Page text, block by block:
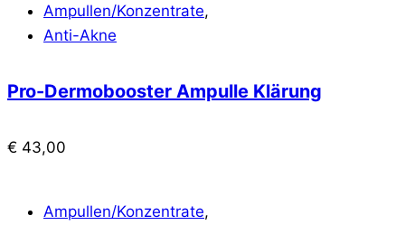
Ampullen/Konzentrate,
Anti-Akne
Pro-Dermobooster Ampulle Klärung
€ 43,00
Ampullen/Konzentrate,